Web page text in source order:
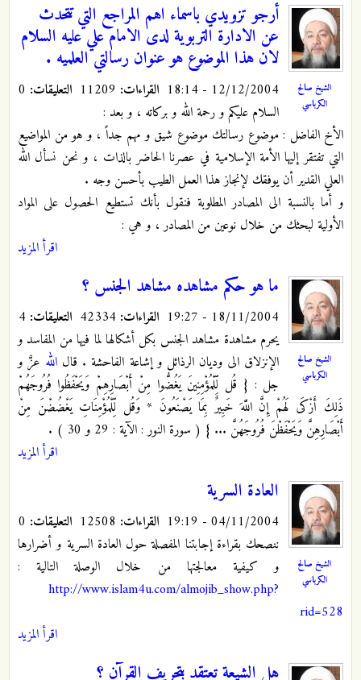
الشيخ صالح
الكرباسي
أرجو تزويدي باسماء اهم المراجع التي تتحدث
عن الادارة التربوية لدى الامام علي عليه السلام
لان هذا الموضوع هو عنوان رسالتي العلميه .
12/12/2004 - 18:14 القراءات: التعليقات:
السلام عليكم و رحمة الله و بركاته ، و بعد :
الأخ الفاضل : موضوع رسالتك موضوع شيق و مهم جداً ، و هو من المواضيع
التي تفتقر إليها الأمة الإسلامية في عصرنا الحاضر بالذات ، و نحن نسأل الله
العلي القدير أن يوفقك لإنجاز هذا العمل الطيب بأحسن وجه .
و أما بالنسبة الى المصادر المطلوبة فنقول بأنك تستطيع الحصول على المواد
الأولية لبحثك من خلال نوعين من المصادر ، و هي :
اقرأ المزيد
الشيخ صالح
الكرباسي
ما هو حكم مشاهده مشاهد الجنس ؟
18/11/2004 - 19:27 القراءات: التعليقات:
يحرم مشاهدة مشاهد الجنس بكل أشكالها لما فيها من المفاسد و
الإنزلاق الى وديان الرذائل و إشاعة الفاحشة . قال الله عزَّ و
جل : { قُل لِّلْمُؤْمِنِينَ يَغُضُّوا مِنْ أَبْصَارِهِمْ وَيَحْفَظُوا فُرُوجَهُمْ
ذَلِكَ أَزْكَى لَهُمْ إِنَّ اللَّهَ خَبِيرٌ بِمَا يَصْنَعُونَ * وَقُل لِّلْمُؤْمِنَاتِ يَغْضُضْنَ مِنْ
أَبْصَارِهِنَّ وَيَحْفَظْنَ فُرُوجَهُنَّ ... } ( سورة النور : الآية : 29 و 30 ) .
اقرأ المزيد
الشيخ صالح
الكرباسي
العادة السرية
04/11/2004 - 19:19 القراءات: التعليقات:
ننصحك بقراءة إجابتنا المفصلة حول العادة السرية و أضرارها
و كيفية معالجتها من خلال الوصلة التالية :
http://www.islam4u.com/almojib_show.php?
rid=528
اقرأ المزيد
هل الشيعة تعتقد بتحريف القرآن ؟